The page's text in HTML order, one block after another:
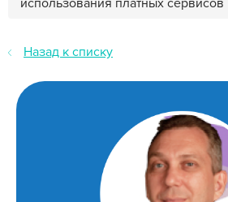
использования платных сервисов
Назад к списку